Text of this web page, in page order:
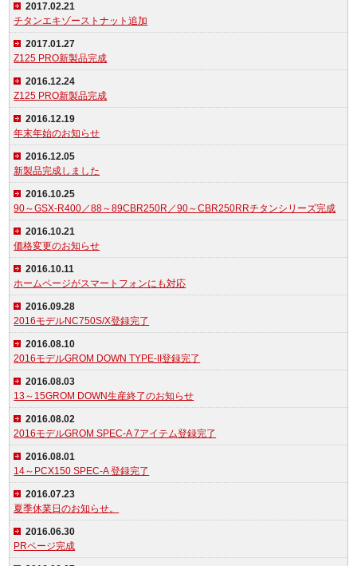
2017.02.21
チタンエキゾーストナット追加
2017.01.27
Z125 PRO新製品完成
2016.12.24
Z125 PRO新製品完成
2016.12.19
年末年始のお知らせ
2016.12.05
新製品完成しました
2016.10.25
90～GSX-R400／88～89CBR250R／90～CBR250RRチタンシリーズ完成
2016.10.21
価格変更のお知らせ
2016.10.11
ホームページがスマートフォンにも対応
2016.09.28
2016モデルNC750S/X登録完了
2016.08.10
2016モデルGROM DOWN TYPE-II登録完了
2016.08.03
13～15GROM DOWN生産終了のお知らせ
2016.08.02
2016モデルGROM SPEC-A 7アイテム登録完了
2016.08.01
14～PCX150 SPEC-A 登録完了
2016.07.23
夏季休業日のお知らせ。
2016.06.30
PRページ完成